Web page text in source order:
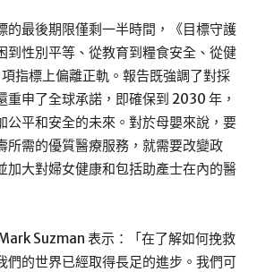
的最後期限僅剩一半時間，《目標守護
到性別平等、從教育到糧食安全、從健
指標上偏離正軌。報告既強調了對採
重申了全球承諾，即確保到 2030 年，
公平和安全的未來。對於母嬰來說，要
所需的優質醫療服務，就需要改變政
加大對婦女健康和包括助產士在內的醫
Suzman 表示：「在了解如何挽救
們的世界已經取得長足的進步。我們可